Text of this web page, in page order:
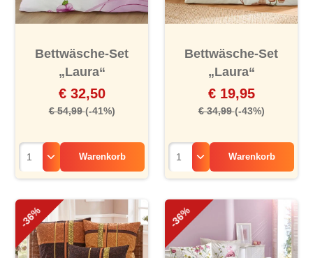
Bettwäsche-Set
„Laura“
€ 32,50
€ 54,99(-41%)
Warenkorb
Bettwäsche-Set
„Laura“
€ 19,95
€ 34,99(-43%)
Warenkorb
-36% -36%